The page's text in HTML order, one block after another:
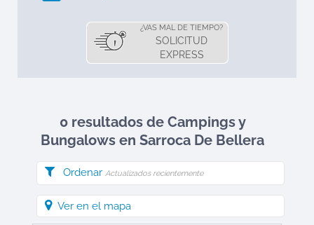
¿VAS MAL DE TIEMPO?
SOLICITUD
EXPRESS
0 resultados de Campings y
Bungalows en Sarroca De Bellera
Ordenar Actualizados recientemente
Ver en el mapa